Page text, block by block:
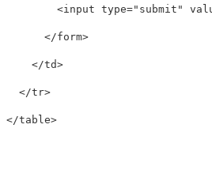
<input type="submit"
</form>
</td>
</tr>
</table>